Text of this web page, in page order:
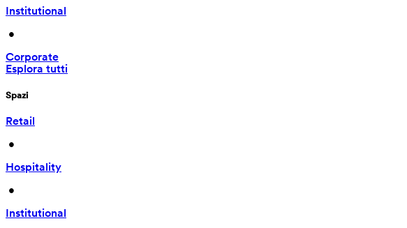
Institutional
•
Corporate
Esplora tutti
Spazi
Retail
•
Hospitality
•
Institutional